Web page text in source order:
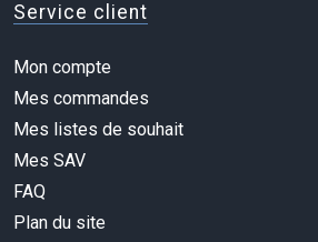
Service client
Mon compte
Mes commandes
Mes listes de souhait
Mes SAV
FAQ
Plan du site